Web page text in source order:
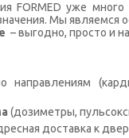
FORMED уже
Мы
– выгодно, просто и
(дозиметры,
доставка к